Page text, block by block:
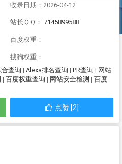
收录日期：2026-04-12
站长ＱＱ： 7145899588
百度权重：
搜狗权重：
合查询 | Alexa排名查询 | PR查询 | 网站
| 百度权重查询 | 网站安全检测 | 百度
点赞 [2]